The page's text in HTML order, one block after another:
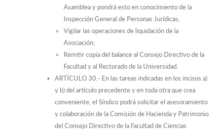
Asamblea y pondrá esto en conocimiento de la
Inspección General de Personas Jurídicas;
Vigilar las operaciones de liquidación de la
Asociación;
Remitir copia del balance al Consejo Directivo de la
Facultad y al Rectorado de la Universidad.
ARTÍCULO 30.- En las tareas indicadas en los incisos a)
y b) del artículo precedente y en toda otra que crea
conveniente, el Síndico podrá solicitar el asesoramiento
y colaboración de la Comisión de Hacienda y Patrimonio
del Consejo Directivo de la Facultad de Ciencias